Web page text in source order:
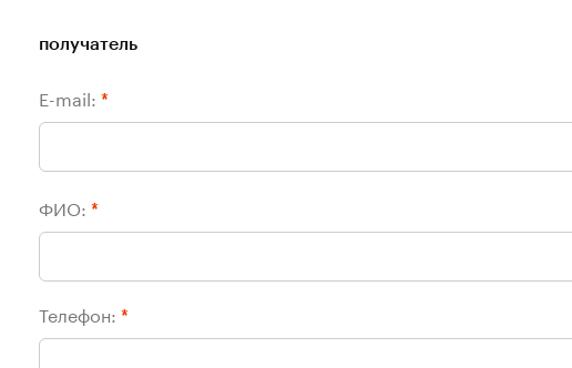
получатель
E-mail: *
ФИО: *
Телефон: *